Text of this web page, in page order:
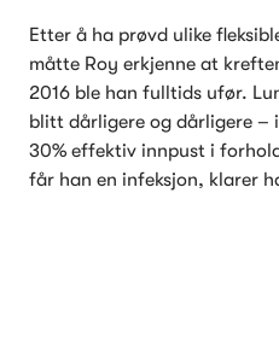
Etter å ha prøvd ulike
måtte Roy erkjenne at
2016 ble han fulltids ufør.
blitt dårligere og dårligere –
30% effektiv innpust i
får han en infeksjon, klarer